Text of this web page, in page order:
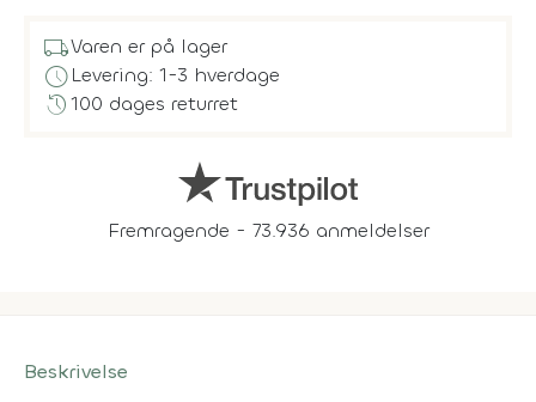
local_shippingVaren er på lager
scheduleLevering: 1-3 hverdage
history100 dages returret
Fremragende - 73.936 anmeldelser
Beskrivelse